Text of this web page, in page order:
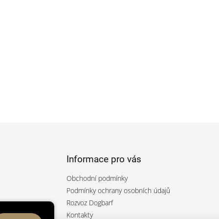
Informace pro vás
Obchodní podmínky
Podmínky ochrany osobních údajů
Rozvoz Dogbarf
Kontakty